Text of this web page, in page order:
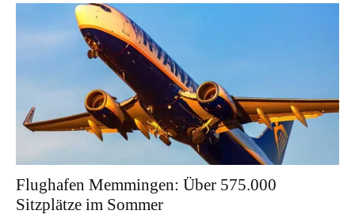
Flughafen Memmingen: Über 575.000
Sitzplätze im Sommer